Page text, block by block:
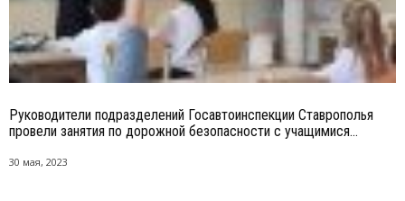
Руководители подразделений Госавтоинспекции Ставрополья
провели занятия по дорожной безопасности с учащимися...
30 мая, 2023